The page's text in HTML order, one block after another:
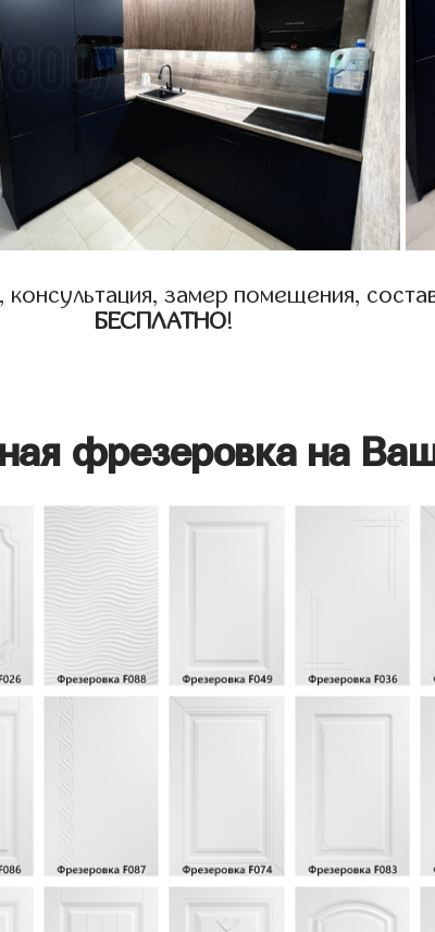
замер помещения,
БЕСПЛАТНО!
фрезеровка на